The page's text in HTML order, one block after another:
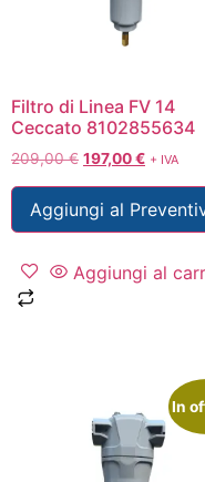
Filtro di Linea FV 14
Ceccato 8102855634
209,00€ 197,00€ + IVA
Aggiungi al
Aggiungi al
In